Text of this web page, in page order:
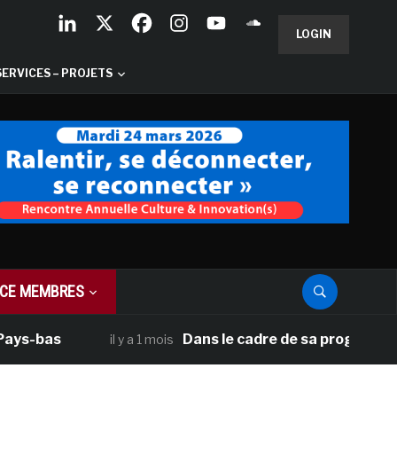
LOGIN
– PROJETS
MEMBRES
bas il y a 1 mois Dans le cadre de sa